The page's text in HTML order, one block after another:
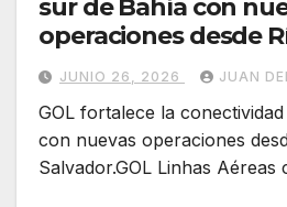
sur de Bahía con
operaciones desde
Salvador
JUNIO 26, 2026 JUAN
GOL fortalece la
con nuevas operaciones
Salvador.GOL Linhas